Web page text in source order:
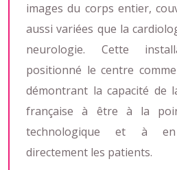
images du corps entier,
aussi variées que la
neurologie. Cette
positionné le centre
démontrant la capacité de
française à être à la
technologique et à
directement les patients.